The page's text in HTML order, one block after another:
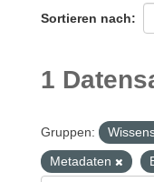
Sortieren nach
1
Gruppen:
Metadaten